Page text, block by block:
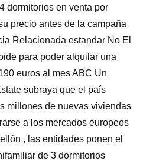
dormitorios en venta por
precio antes de la campaña
Relacionada estandar No El
para poder alquilar una
euros al mes ABC Un
subraya que el país
millones de nuevas viviendas
a los mercados europeos
, las entidades ponen el
de 3 dormitorios